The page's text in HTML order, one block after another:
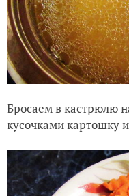
Бросаем в кастрюлю
кусочками картошку